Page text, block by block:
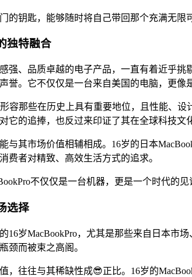
的钥匙，能够随时将自己带回那个充满无限
独特融合
强、品质卓越的电子产品，一直有着近乎
誉。它不仅仅是一台来自美国的电脑，更像
容那些在历史上具有重要地位，且性能、
它的追捧，也反过来印证了其在全球科技文
与其市场价值相辅相成。16岁的日本
费者对精致、高效生活方式的追求。
不仅仅是一台机器，更是一个时代的见
选择
16岁MacBookPro，尤其是那些来自日本
颈而被束之高阁。
，往往与其稀缺性成😎正比。16岁的